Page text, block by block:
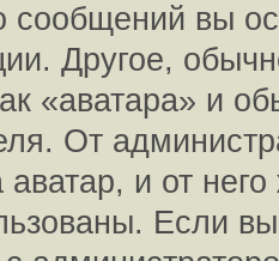
сообщений вы
Другое,
«аватара» и
От
и от
Если